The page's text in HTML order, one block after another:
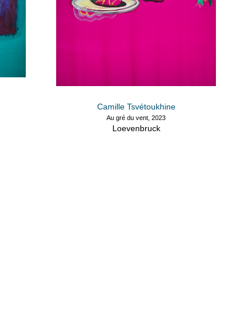
Camille Tsvétoukhine
Au gré du vent, 2023
Loevenbruck